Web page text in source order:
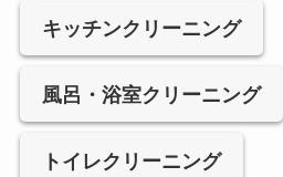
キッチンクリーニング
風呂・浴室クリーニング
トイレクリーニング